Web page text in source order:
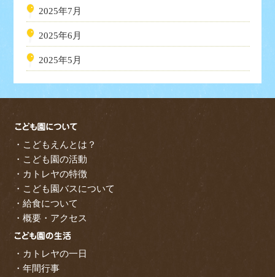
2025年7月
2025年6月
2025年5月
・こどもえんとは？
・こども園の活動
・カトレヤの特徴
・こども園バスについて
・給食について
・概要・アクセス
・カトレヤの一日
・年間行事